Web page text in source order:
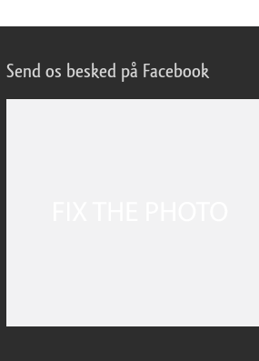
Send os besked på Facebook